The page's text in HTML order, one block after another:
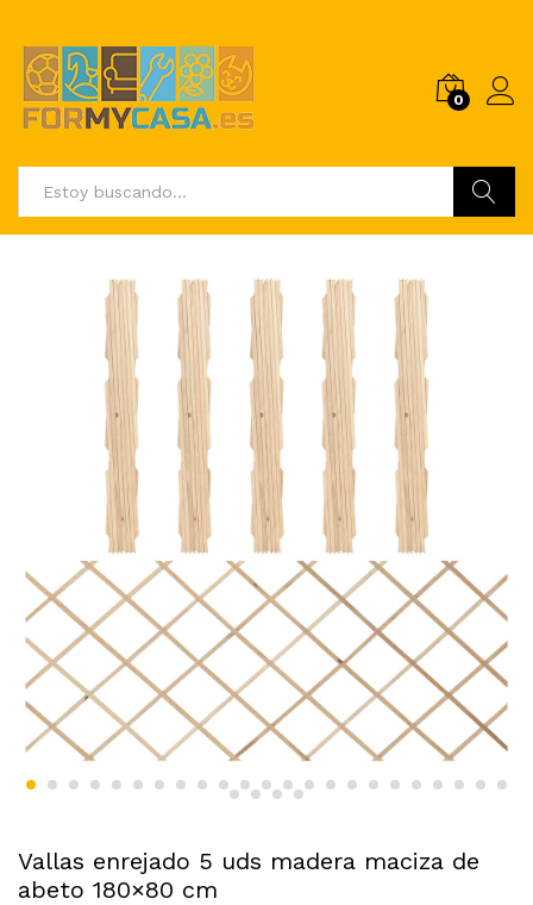
0
Vallas enrejado 5 uds madera maciza de
abeto 180×80 cm